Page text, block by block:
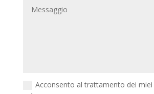
Acconsento al trattamento dei